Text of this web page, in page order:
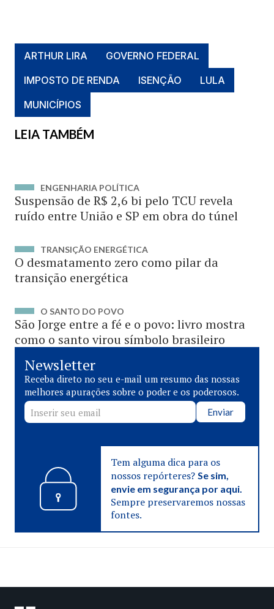
ARTHUR LIRA
GOVERNO FEDERAL
IMPOSTO DE RENDA
ISENÇÃO
LULA
MUNICÍPIOS
LEIA TAMBÉM
ENGENHARIA POLÍTICA
Suspensão de R$ 2,6 bi pelo TCU revela
ruído entre União e SP em obra do túnel
TRANSIÇÃO ENERGÉTICA
O desmatamento zero como pilar da
transição energética
O SANTO DO POVO
São Jorge entre a fé e o povo: livro mostra
como o santo virou símbolo brasileiro
Newsletter
Receba direto no seu e-mail um resumo das nossas
melhores apurações sobre o poder e os poderosos.
Enviar
Tem alguma dica para os
nossos repórteres? Se sim,
envie em segurança por aqui.
Sempre preservaremos nossas
fontes.